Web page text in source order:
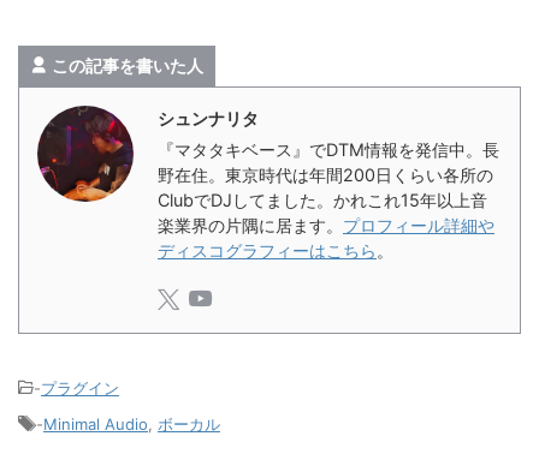
この記事を書いた人
シュンナリタ
『マタタキベース』でDTM情報を発信中。長
野在住。東京時代は年間200日くらい各所の
ClubでDJしてました。かれこれ15年以上音
楽業界の片隅に居ます。 プロフィール詳細や
ディスコグラフィーはこちら 。
-プラグイン
-Minimal Audio, ボーカル